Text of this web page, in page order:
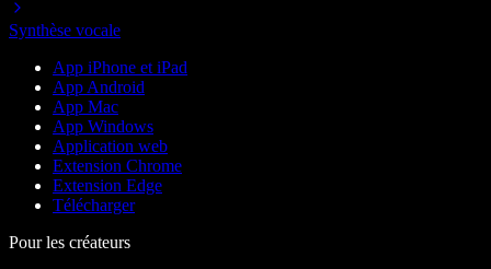
Synthèse vocale
App iPhone et iPad
App Android
App Mac
App Windows
Application web
Extension Chrome
Extension Edge
Télécharger
Pour les créateurs